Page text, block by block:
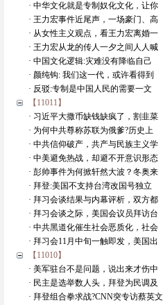
· 中华文化就是专制奴化文化，让你
· 王力宏事件近尾声，一场豪门、高
· 从女性主义观点，看王力宏离婚一
· 王力宏从龙的传人一夕之间人人喊
· 中国文化逻辑:灾难没有降临自己
· 颜纯钩: 我们这一代，或许看得到
· 反驳:专制是中国人民的需要一文
【11011】
· 习近平大撒币缺钱缺疯了，割韭菜
· 为何中共尊称苏联为俄爹?历史上
· 中共信仰破产，共产与民族主义学
· 中美避免热战，却避不开意识形态
· 彭帅事件为何掀轩然大波？冬奥来
· 拜登:美国不支持台湾改国号独立
· 拜习会谈结果与内幕评析，双方都
· 拜习会谈之际，美国会议员拜访台
· 中共黑道化催生社会恶质化，社会
· 拜习会11月中旬一触即发，美国出
【11010】
· 美军驻台不是问题，说出来才伤中
· 民主是选举数人头，拜登为民调及
· 拜登组合拳求战?CNN突专访蔡英文